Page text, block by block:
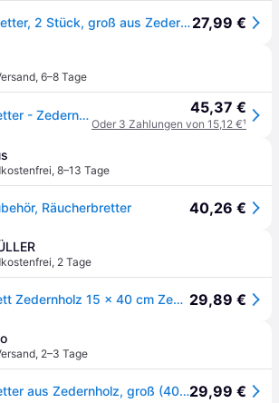
WEBER Räucherbretter, 2 Stück, groß aus Zedernholz - braun27,99 €
, 6–8 Tage
Weber Räucherbretter - Zedernholz, groß 45,37 €
Oder 3 Zahlungen von 15,12 €¹
, 8–13 Tage
Räucherbretter 40,26 €
, 2 Tage
Weber Räucherbrett Zedernholz 15 x 40 cm Zeder 29,89 €
, 2–3 Tage
Weber Räucherbretter aus Zedernholz, groß (40 × 15 cm), 2 Stück29,99 €